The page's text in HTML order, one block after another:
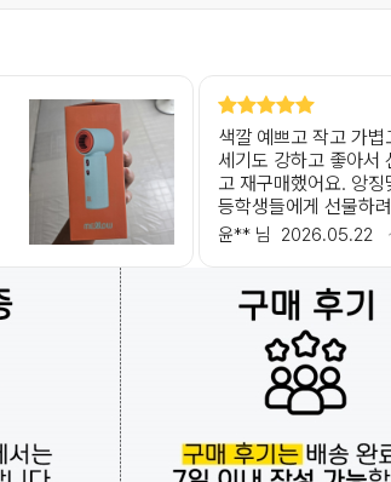
색깔 예쁘고 작고 가볍
세기도 강하고 좋아서
고 재구매했어요. 앙징
등학생들에게 선물하
했어요.
윤** 님 2026.05.22